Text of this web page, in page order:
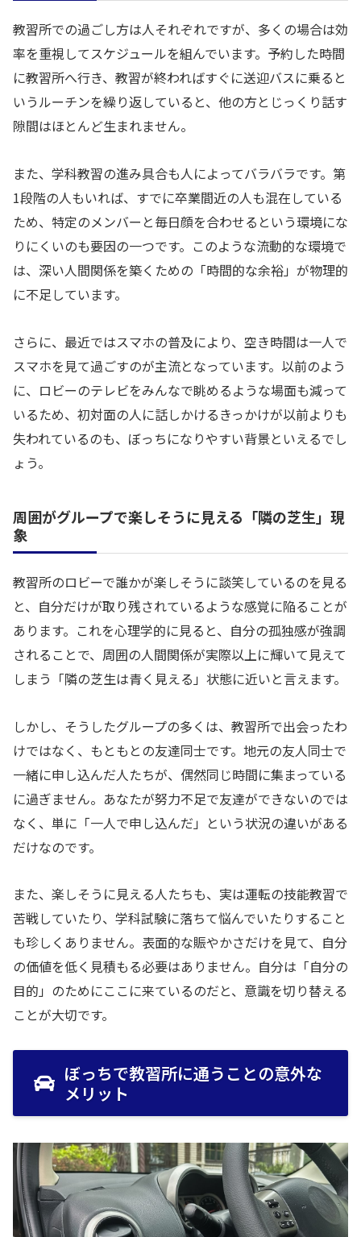
教習所での過ごし方は人それぞれですが、多くの場合は効
率を重視してスケジュールを組んでいます。予約した時間
に教習所へ行き、教習が終わればすぐに送迎バスに乗ると
いうルーチンを繰り返していると、他の方とじっくり話す
隙間はほとんど生まれません。
また、学科教習の進み具合も人によってバラバラです。第
1段階の人もいれば、すでに卒業間近の人も混在している
ため、特定のメンバーと毎日顔を合わせるという環境にな
りにくいのも要因の一つです。このような流動的な環境で
は、深い人間関係を築くための「時間的な余裕」が物理的
に不足しています。
さらに、最近ではスマホの普及により、空き時間は一人で
スマホを見て過ごすのが主流となっています。以前のよう
に、ロビーのテレビをみんなで眺めるような場面も減って
いるため、初対面の人に話しかけるきっかけが以前よりも
失われているのも、ぼっちになりやすい背景といえるでし
ょう。
周囲がグループで楽しそうに見える「隣の芝生」現
象
教習所のロビーで誰かが楽しそうに談笑しているのを見る
と、自分だけが取り残されているような感覚に陥ることが
あります。これを心理学的に見ると、自分の孤独感が強調
されることで、周囲の人間関係が実際以上に輝いて見えて
しまう「隣の芝生は青く見える」状態に近いと言えます。
しかし、そうしたグループの多くは、教習所で出会ったわ
けではなく、もともとの友達同士です。地元の友人同士で
一緒に申し込んだ人たちが、偶然同じ時間に集まっている
に過ぎません。あなたが努力不足で友達ができないのでは
なく、単に「一人で申し込んだ」という状況の違いがある
だけなのです。
また、楽しそうに見える人たちも、実は運転の技能教習で
苦戦していたり、学科試験に落ちて悩んでいたりすること
も珍しくありません。表面的な賑やかさだけを見て、自分
の価値を低く見積もる必要はありません。自分は「自分の
目的」のためにここに来ているのだと、意識を切り替える
ことが大切です。
ぼっちで教習所に通うことの意外な
メリット